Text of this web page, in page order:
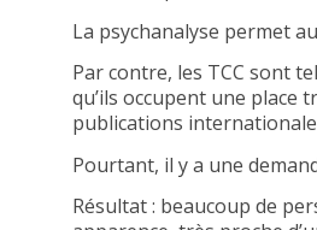
La psychanalyse permet
Par contre, les TCC sont
qu’ils occupent une place
publications
Pourtant, il y a une
Résultat : beaucoup de